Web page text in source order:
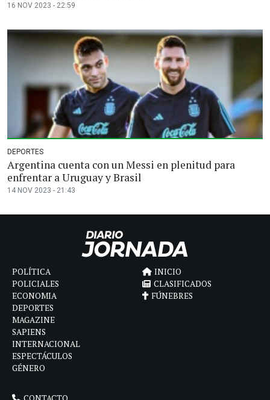
16 NOV 2023 - 22:59
DEPORTES
Argentina cuenta con un Messi en plenitud para
enfrentar a Uruguay y Brasil
14 NOV 2023 - 21:43
POLÍTICA
POLICIALES
ECONOMIA
DEPORTES
MAGAZINE
SAPIENS
INTERNACIONAL
ESPECTÁCULOS
GÉNERO
INICIO
CLASIFICADOS
FÚNEBRES